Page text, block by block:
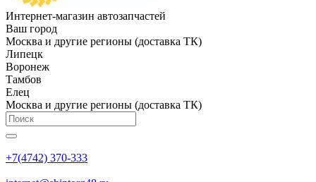
Интернет-магазин автозапчастей
Ваш город
Москва и другие регионы (доставка ТК)
Липецк
Воронеж
Тамбов
Елец
Москва и другие регионы (доставка ТК)
+7(4742) 370-333